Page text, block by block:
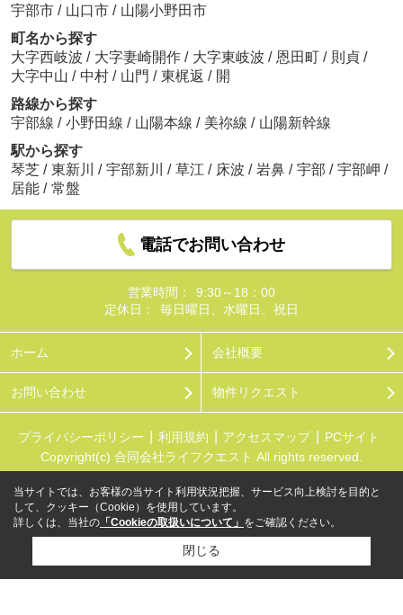
宇部市 / 山口市 / 山陽小野田市
町名から探す
大字西岐波 / 大字妻崎開作 / 大字東岐波 / 恩田町 / 則貞 /
大字中山 / 中村 / 山門 / 東梶返 / 開
路線から探す
宇部線 / 小野田線 / 山陽本線 / 美祢線 / 山陽新幹線
駅から探す
琴芝 / 東新川 / 宇部新川 / 草江 / 床波 / 岩鼻 / 宇部 / 宇部岬 /
居能 / 常盤
電話でお問い合わせ
営業時間：
9:30～18：00
定休日：
毎日曜日、水曜日、祝日
ホーム 会社概要
お問い合わせ 物件リクエスト
プライバシーポリシー 利用規約 アクセスマップ
PCサイト
Copyright(c) 合同会社ライフクエスト All rights reserved.
当サイトでは、お客様の当サイト利用状況把握、サービス向上検討を目的と
して、クッキー（Cookie）を使用しています。
詳しくは、当社の 「Cookieの取扱いについて」 をご確認ください。
閉じる